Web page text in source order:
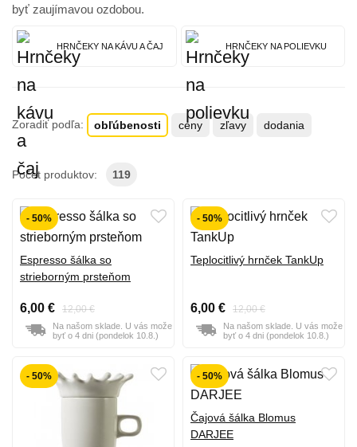
byť zaujímavou ozdobou.
HRNČEKY NA KÁVU A ČAJ HRNČEKY NA POLIEVKU
Zoradiť podľa: obľúbenosti ceny zľavy dodania
Počet produktov: 119
- 50%
Espresso šálka so
strieborným prsteňom
6,00 € 12,00 €
Na našom sklade. U vás može
byť o 4 dni (pondelok 10.8.)
- 50%
Teplocitlivý hrnček TankUp
6,00 € 12,00 €
Na našom sklade. U vás može
byť o 4 dni (pondelok 10.8.)
- 50% - 50%
Čajová šálka Blomus
DARJEE